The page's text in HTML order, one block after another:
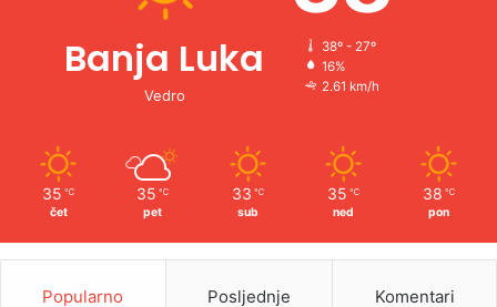
Banja Luka
Vedro
38º - 27º
16%
2.61 km/h
35 ℃
čet
35 ℃
pet
33 ℃
sub
35 ℃
ned
38 ℃
pon
Popularno Posljednje Komentari